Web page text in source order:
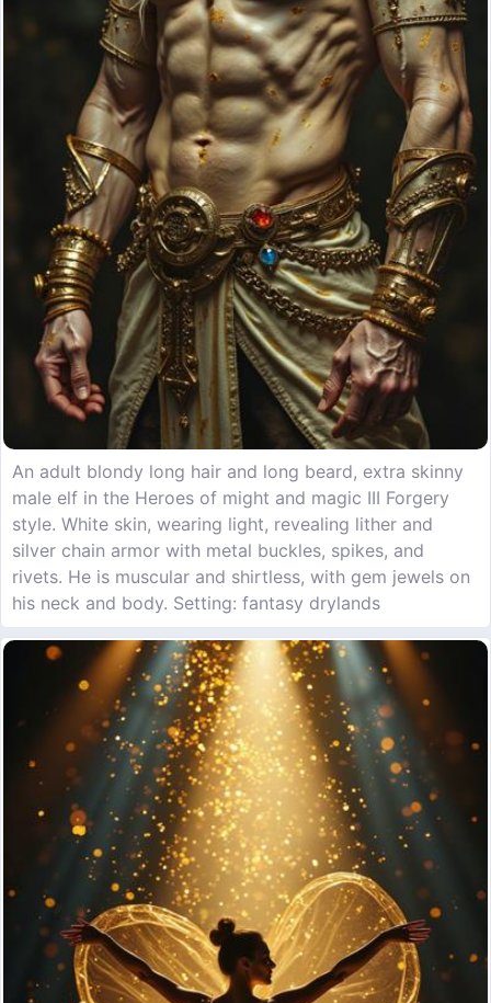
An adult blondy long hair and long beard, extra skinny
male elf in the Heroes of might and magic III Forgery
style. White skin, wearing light, revealing lither and
silver chain armor with metal buckles, spikes, and
rivets. He is muscular and shirtless, with gem jewels on
his neck and body. Setting: fantasy drylands